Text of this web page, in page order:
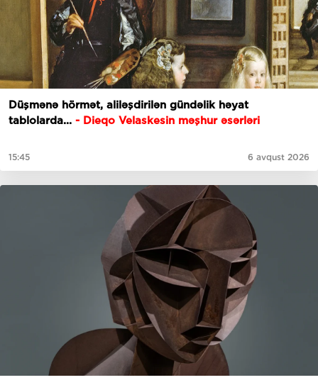
Düşmənə hörmət, aliləşdirilən gündəlik həyat
tablolarda... - Dieqo Velaskesin məşhur əsərləri
15:45 6 avqust 2026